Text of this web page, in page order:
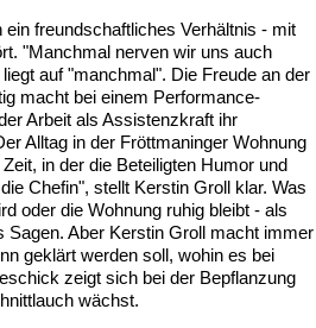
ein freundschaftliches Verhältnis - mit
"Manchmal nerven wir uns auch
auf "manchmal". Die Freude an der
macht bei einem Performance-
Arbeit als Assistenzkraft ihr
Alltag in der Fröttmaninger Wohnung
in der die Beteiligten Humor und
Chefin", stellt Kerstin Groll klar. Was
oder die Wohnung ruhig bleibt - als
Sagen. Aber Kerstin Groll macht immer
geklärt werden soll, wohin es bei
zeigt sich bei der Bepflanzung
wächst.